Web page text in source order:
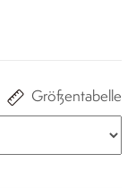
Größentabelle